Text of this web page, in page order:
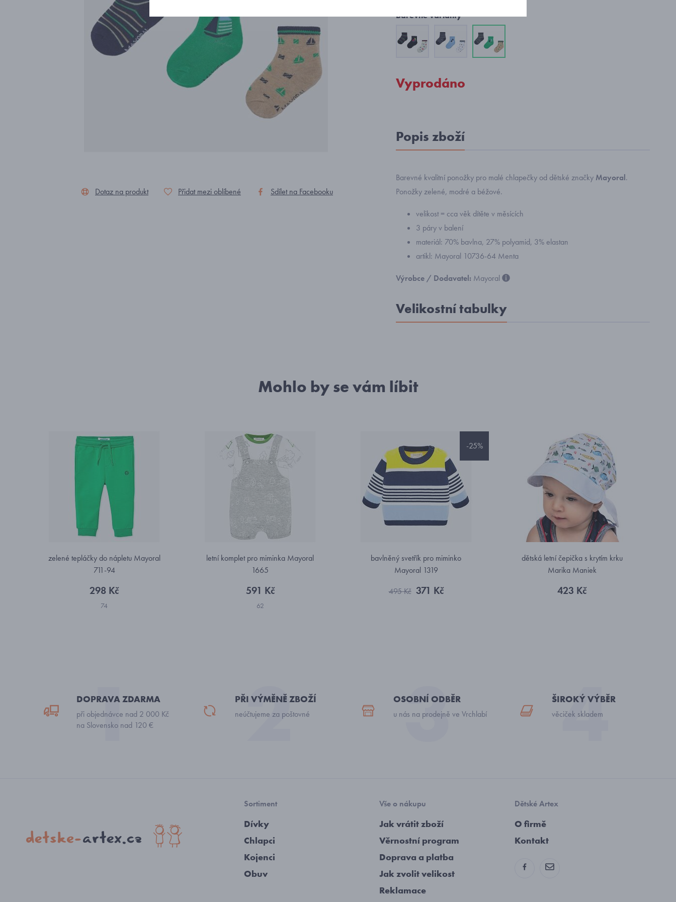
Dotaz na produkt Přidat mezi oblíbené Sdílet na Facebooku
Barevné varianty
Vyprodáno
Popis zboží
Barevné kvalitní ponožky pro malé chlapečky od dětské značky Mayoral.
Ponožky zelené, modré a béžové.
velikost = cca věk dítěte v měsících
3 páry v balení
materiál: 70% bavlna, 27% polyamid, 3% elastan
artikl: Mayoral 10736-64 Menta
Výrobce / Dodavatel: Mayoral
Velikostní tabulky
Mohlo by se vám líbit
zelené tepláčky do nápletu Mayoral
711-94
298 Kč
74
letní komplet pro miminka Mayoral
1665
591 Kč
62
-25%
bavlněný svetřík pro miminko
Mayoral 1319
495 Kč 371 Kč
dětská letní čepička s krytím krku
Marika Maniek
423 Kč
DOPRAVA ZDARMA
při objednávce nad 2 000 Kč
na Slovensko nad 120 €
PŘI VÝMĚNĚ ZBOŽÍ
neúčtujeme za poštovné
OSOBNÍ ODBĚR
u nás na prodejně ve Vrchlabí
ŠIROKÝ VÝBĚR
věciček skladem
Sortiment
Dívky
Chlapci
Kojenci
Obuv
Vše o nákupu
Jak vrátit zboží
Věrnostní program
Doprava a platba
Jak zvolit velikost
Reklamace
Dětské Artex
O firmě
Kontakt